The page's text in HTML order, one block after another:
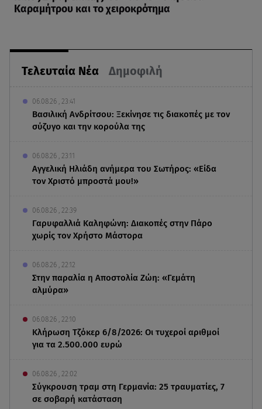
Τελευταία Νέα Δημοφιλή
06.08.26 , 23:41
Βασιλική Ανδρίτσου: Ξεκίνησε τις διακοπές με τον
σύζυγο και την κορούλα της
06.08.26 , 23:11
Αγγελική Ηλιάδη ανήμερα του Σωτήρος: «Είδα
τον Χριστό μπροστά μου!»
06.08.26 , 22:39
Γαρυφαλλιά Καληφώνη: Διακοπές στην Πάρο
χωρίς τον Χρήστο Μάστορα
06.08.26 , 22:12
Στην παραλία η Αποστολία Ζώη: «Γεμάτη
αλμύρα»
06.08.26 , 22:10
Κλήρωση Τζόκερ 6/8/2026: Οι τυχεροί αριθμοί
για τα 2.500.000 ευρώ
06.08.26 , 22:02
Σύγκρουση τραμ στη Γερμανία: 25 τραυματίες, 7
σε σοβαρή κατάσταση
Καραμήτρου και το χειροκρότημα